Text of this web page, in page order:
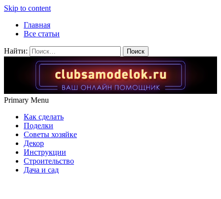
Skip to content
Главная
Все статьи
Найти:
Primary Menu
Как сделать
Поделки
Советы хозяйке
Декор
Инструкции
Строительство
Дача и сад